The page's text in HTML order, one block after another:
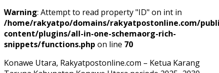
Warning: Attempt to read property "ID" on int in
/home/rakyatpo/domains/rakyatpostonline.com/
content/plugins/all-in-one-schemaorg-rich-
snippets/functions.php on line 70
Konawe Utara, Rakyatpostonline.com – Ketua Karang